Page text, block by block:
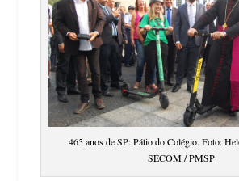
465 anos de SP: Pátio do Colégio. Foto:
SECOM / PMSP